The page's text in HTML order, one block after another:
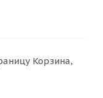
Корзина,